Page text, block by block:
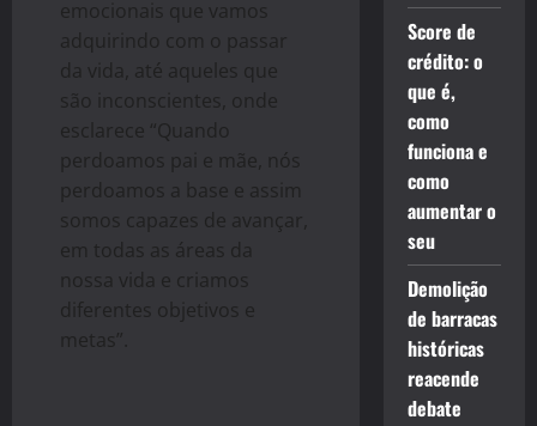
emocionais que vamos
adquirindo com o passar
da vida, até aqueles que
são inconscientes, onde
esclarece “Quando
perdoamos pai e mãe, nós
perdoamos a base e assim
somos capazes de avançar,
em todas as áreas da
nossa vida e criamos
diferentes objetivos e
metas”.
Score de
crédito: o
que é,
como
funciona e
como
aumentar o
seu
Demolição
de barracas
históricas
reacende
debate